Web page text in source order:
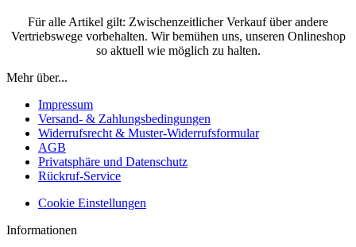
Für alle Artikel gilt: Zwischenzeitlicher Verkauf über andere
Vertriebswege vorbehalten. Wir bemühen uns, unseren Onlineshop
so aktuell wie möglich zu halten.
Mehr über...
Impressum
Versand- & Zahlungsbedingungen
Widerrufsrecht & Muster-Widerrufsformular
AGB
Privatsphäre und Datenschutz
Rückruf-Service
Cookie Einstellungen
Informationen